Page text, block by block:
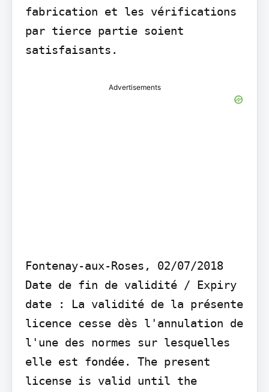
fabrication et les vérifications
par tierce partie soient
satisfaisants.
Advertisements
Fontenay-aux-Roses, 02/07/2018
Date de fin de validité / Expiry
date : La validité de la présente
licence cesse dès l'annulation de
l'une des normes sur lesquelles
elle est fondée. The present
license is valid until the